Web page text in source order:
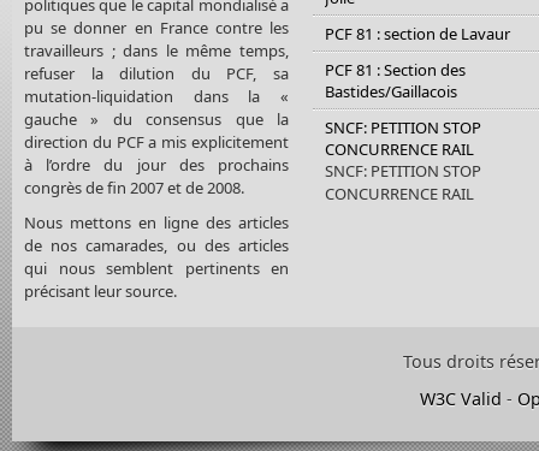
politiques que le capital mondialisé a
pu se donner en France contre les
travailleurs ; dans le même temps,
refuser la dilution du PCF, sa
mutation-liquidation dans la «
gauche » du consensus que la
direction du PCF a mis explicitement
à l’ordre du jour des prochains
congrès de fin 2007 et de 2008.
Nous mettons en ligne des articles
de nos camarades, ou des articles
qui nous semblent pertinents en
précisant leur source.
PCF 81 : section de Lavaur
PCF 81 : Section des
Bastides/Gaillacois
SNCF: PETITION STOP
CONCURRENCE RAIL
SNCF: PETITION STOP
CONCURRENCE RAIL
Tous droits
W3C Valid -